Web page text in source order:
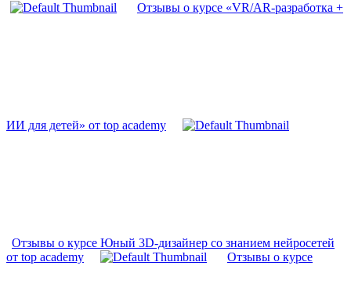
Отзывы о курсе «VR/AR-разработка +
ИИ для детей» от top academy
Отзывы о курсе Юный 3D-дизайнер со знанием нейросетей
от top academy
Отзывы о курсе